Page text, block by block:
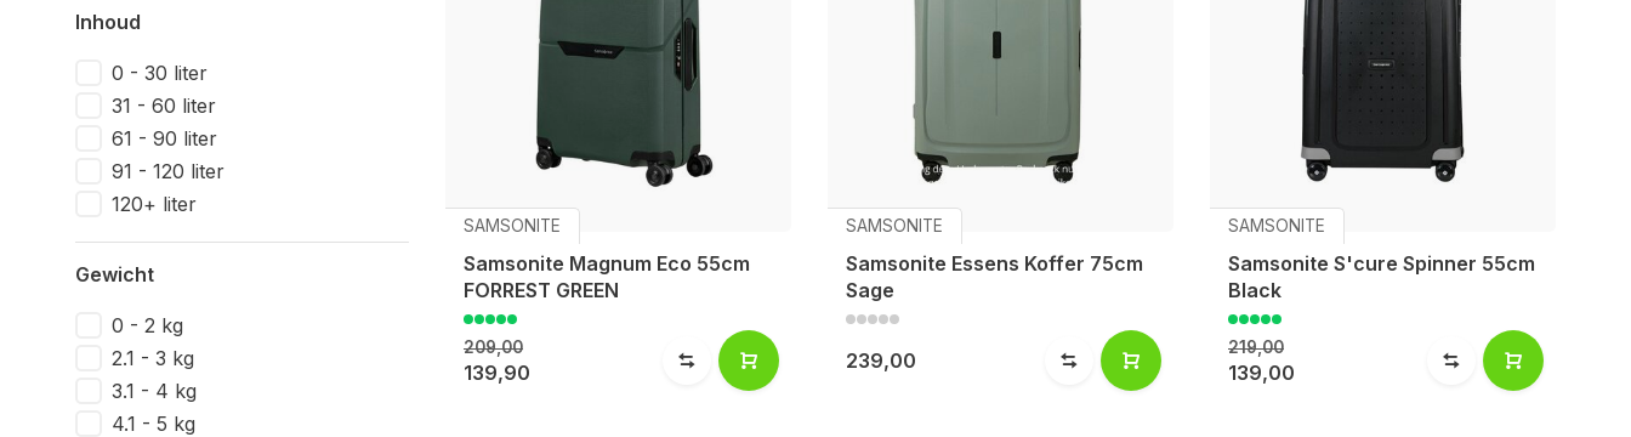
Inhoud
0 - 30 liter
31 - 60 liter
61 - 90 liter
91 - 120 liter
120+ liter
Gewicht
0 - 2 kg
2.1 - 3 kg
3.1 - 4 kg
4.1 - 5 kg
SAMSONITE
Samsonite Magnum Eco 55cm
FORREST GREEN
209,00
139,90
SAMSONITE
Samsonite Essens Koffer 75cm
Sage
239,00
SAMSONITE
Samsonite S'cure Spinner 55cm
Black
219,00
139,00